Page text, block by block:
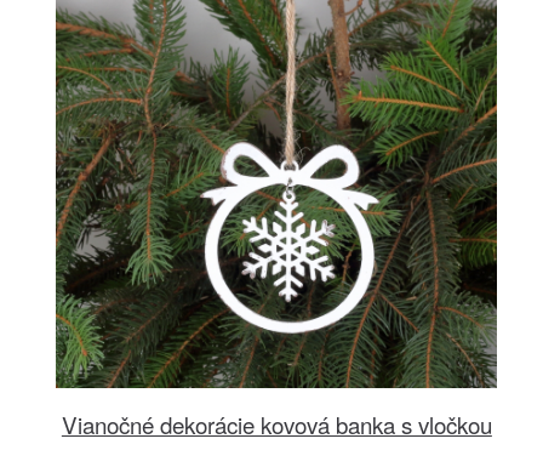
Vianočné dekorácie kovová banka s vločkou